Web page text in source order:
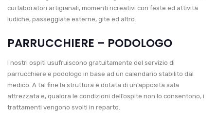
cui laboratori artigianali, momenti ricreativi con feste ed attività
ludiche, passeggiate esterne, gite ed altro.
PARRUCCHIERE – PODOLOGO
I nostri ospiti usufruiscono gratuitamente del servizio di
parrucchiere e podologo in base ad un calendario stabilito dal
medico. A tal fine la struttura è dotata di un’apposita sala
attrezzata e, qualora le condizioni dell’ospite non lo consentono, i
trattamenti vengono svolti in reparto.